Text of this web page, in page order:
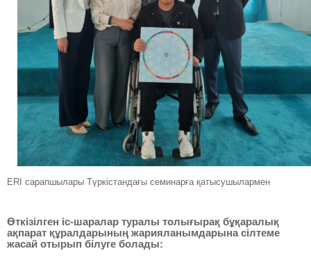
ERI сарапшылары Түркістандағы семинарға қатысушылармен
Өткізілген іс-шаралар туралы толығырақ бұқаралық
ақпарат құралдарының жарияланымдарына сілтеме
жасай отырып білуге болады: